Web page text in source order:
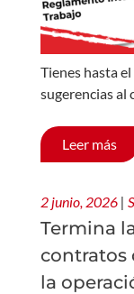
Tienes hasta
sugerencias al
Leer más
2 junio, 2026 |
Termina
contratos
la